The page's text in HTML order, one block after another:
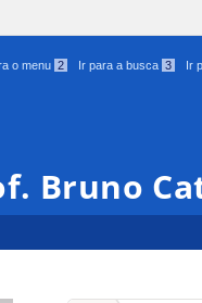
o menu 2 Ir para a busca 3 Ir
Bruno